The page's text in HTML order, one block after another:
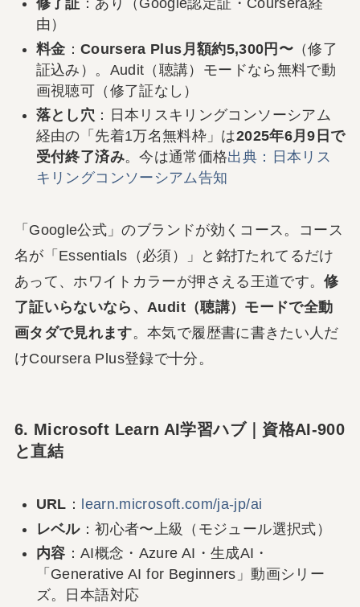
修了証 ：あり（Google認定証・Coursera経
由）
料金 ： Coursera Plus月額約5,300円〜 （修了
証込み）。Audit（聴講）モードなら無料で動
画視聴可（修了証なし）
落とし穴 ：日本リスキリングコンソーシアム
経由の「先着1万名無料枠」は2025年6月9日で
受付終了済み。今は通常価格出典：日本リス
キリングコンソーシアム告知
「Google公式」のブランドが効くコース。コース
名が「Essentials（必須）」と銘打たれてるだけ
あって、ホワイトカラーが押さえる王道です。修
了証いらないなら、Audit（聴講）モードで全動
画タダで見れます。本気で履歴書に書きたい人だ
けCoursera Plus登録で十分。
6. Microsoft Learn AI学習ハブ｜資格AI-900
と直結
URL ：
learn.microsoft.com/ja-jp/ai
レベル：初心者〜上級（モジュール選択式）
内容 ：AI概念・Azure AI・生成AI・
「Generative AI for Beginners」動画シリー
ズ。日本語対応